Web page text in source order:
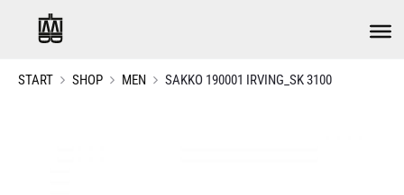
START SHOP MEN SAKKO 190001 IRVING_SK 3100